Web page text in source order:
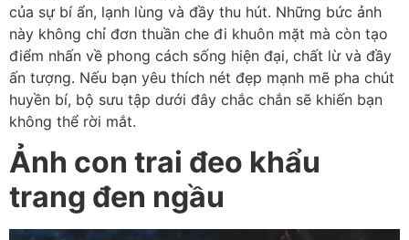
của sự bí ẩn, lạnh lùng và đầy thu hút. Những bức ảnh
này không chỉ đơn thuần che đi khuôn mặt mà còn tạo
điểm nhấn về phong cách sống hiện đại, chất lừ và đầy
ấn tượng. Nếu bạn yêu thích nét đẹp mạnh mẽ pha chút
huyền bí, bộ sưu tập dưới đây chắc chắn sẽ khiến bạn
không thể rời mắt.
Ảnh con trai đeo khẩu
trang đen ngầu